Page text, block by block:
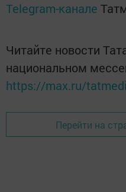
Telegram-канале
Читайте новости
национальном
https://max.ru/
Перейти на